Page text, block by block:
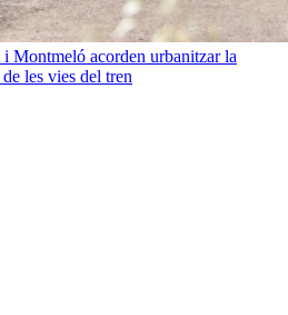
Montmeló acorden urbanitzar la
les vies del tren